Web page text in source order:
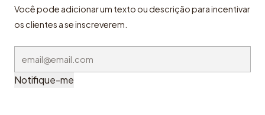
Você pode adicionar um texto ou descrição para incentivar
os clientes a se inscreverem.
Notifique-me